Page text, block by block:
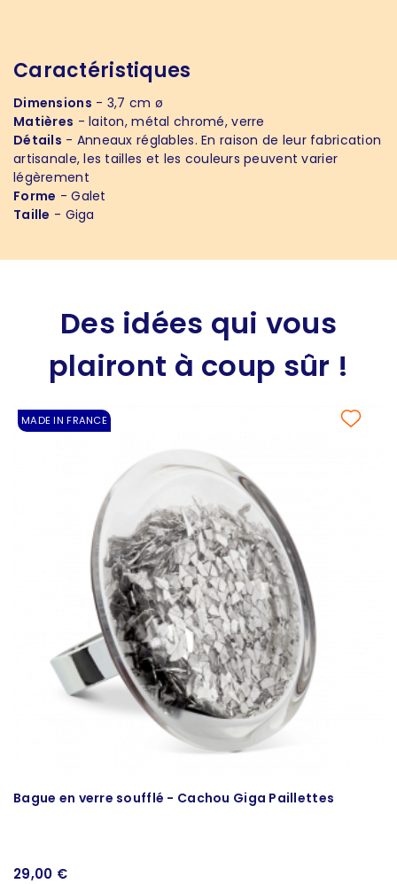
Caractéristiques
Dimensions - 3,7 cm ø
Matières - laiton, métal chromé, verre
Détails - Anneaux réglables. En raison de leur fabrication
artisanale, les tailles et les couleurs peuvent varier
légèrement
Forme - Galet
Taille - Giga
Des idées qui vous
plairont à coup sûr !
MADE IN FRANCE
Bague en verre soufflé - Cachou Giga Paillettes
29,00 €